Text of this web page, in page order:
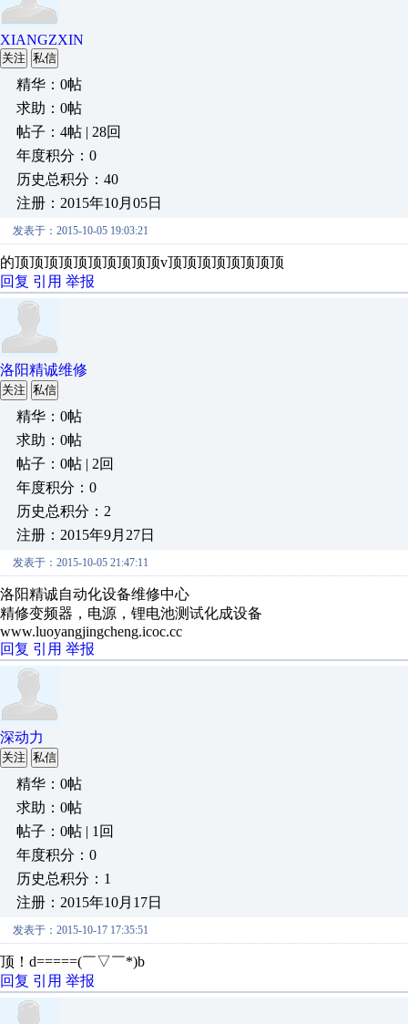
XIANGZXIN
关注 私信
精华：0帖
求助：0帖
帖子：4帖 | 28回
年度积分：0
历史总积分：40
注册：2015年10月05日
发表于：2015-10-05 19:03:21
的顶顶顶顶顶顶顶顶顶顶v顶顶顶顶顶顶顶顶
回复 引用 举报
洛阳精诚维修
关注 私信
精华：0帖
求助：0帖
帖子：0帖 | 2回
年度积分：0
历史总积分：2
注册：2015年9月27日
发表于：2015-10-05 21:47:11
洛阳精诚自动化设备维修中心
精修变频器，电源，锂电池测试化成设备
www.luoyangjingcheng.icoc.cc
回复 引用 举报
深动力
关注 私信
精华：0帖
求助：0帖
帖子：0帖 | 1回
年度积分：0
历史总积分：1
注册：2015年10月17日
发表于：2015-10-17 17:35:51
顶！d=====(￣▽￣*)b
回复 引用 举报